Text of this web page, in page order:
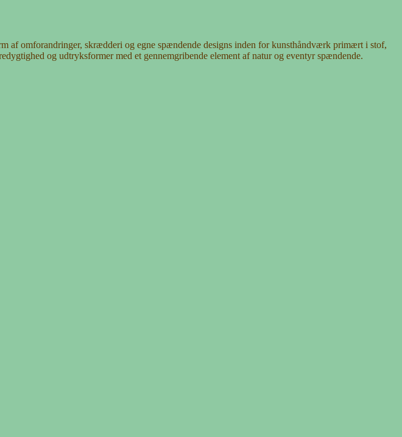
omforandringer, skrædderi og egne spændende designs inden for kunsthåndværk primært i stof,
og udtryksformer med et gennemgribende element af natur og eventyr spændende.